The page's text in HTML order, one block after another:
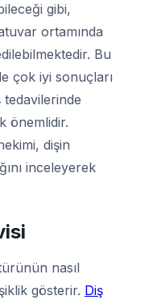
gibi,
ortamında
Bu
çok iyi sonuçları
tedavilerinde
önemlidir.
dişin
inceleyerek
nasıl
gösterir. Diş